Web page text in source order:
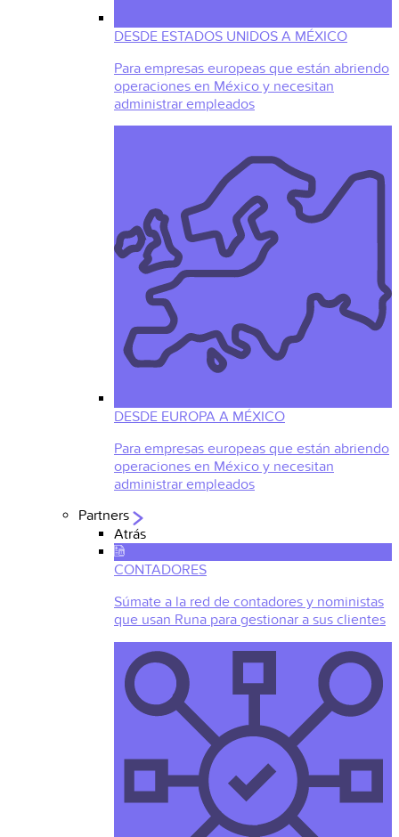
DESDE ESTADOS UNIDOS A MÉXICO
Para empresas europeas que están abriendo
operaciones en México y necesitan
administrar empleados
DESDE EUROPA A MÉXICO
Para empresas europeas que están abriendo
operaciones en México y necesitan
administrar empleados
Partners
Atrás
CONTADORES
Súmate a la red de contadores y noministas
que usan Runa para gestionar a sus clientes